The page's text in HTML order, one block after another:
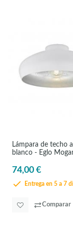
Lámpara de techo
blanco - Eglo
74,00 €
Entrega en 5 a 7
Comparar